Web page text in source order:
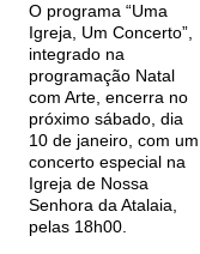
O programa “Uma
Igreja, Um Concerto”,
integrado na
programação Natal
com Arte, encerra no
próximo sábado, dia
10 de janeiro, com um
concerto especial na
Igreja de Nossa
Senhora da Atalaia,
pelas 18h00.